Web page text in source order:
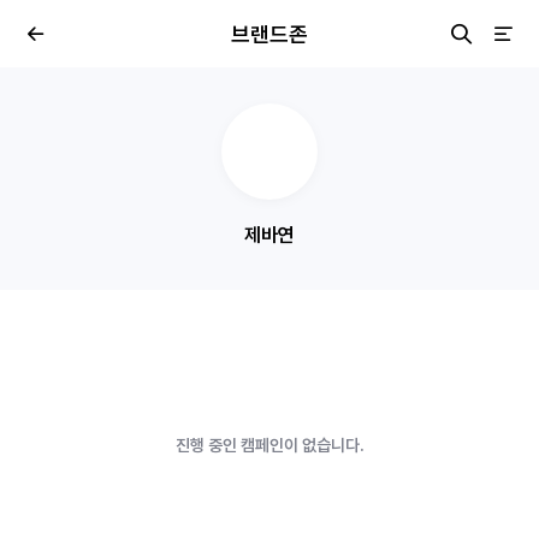
브랜드존
제바연
진행 중인 캠페인이 없습니다.